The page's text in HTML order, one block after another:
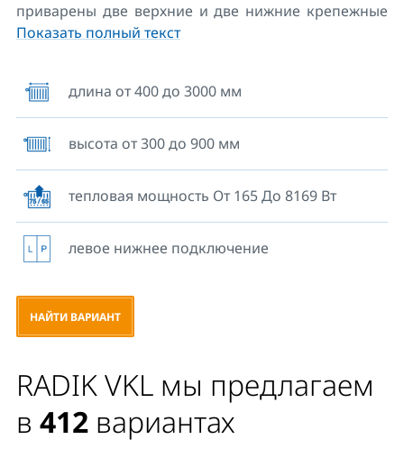
приварены две верхние и две нижние крепежные
скобы. У отопительных приборов длиной 1800 мм и
Показать полный текст
длина от 400 до 3000 мм
высота от 300 до 900 мм
тепловая мощность От 165 До 8169 Вт
левое нижнее подключение
НАЙТИ ВАРИАНТ
RADIK VKL мы предлагаем
в 412 вариантах